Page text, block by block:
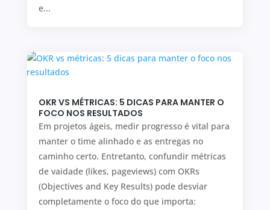
e...
OKR VS MÉTRICAS: 5 DICAS PARA MANTER O
FOCO NOS RESULTADOS
Em projetos ágeis, medir progresso é vital para
manter o time alinhado e as entregas no
caminho certo. Entretanto, confundir métricas
de vaidade (likes, pageviews) com OKRs
(Objectives and Key Results) pode desviar
completamente o foco do que importa: